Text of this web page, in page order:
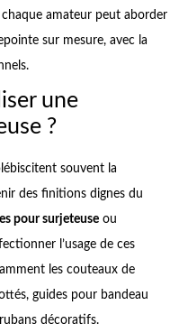
amateur peut aborder
sur mesure, avec la
une
?
souvent la
des finitions dignes du
pour surjeteuseou
l’usage de ces
les couteaux de
guides pour bandeau
décoratifs.